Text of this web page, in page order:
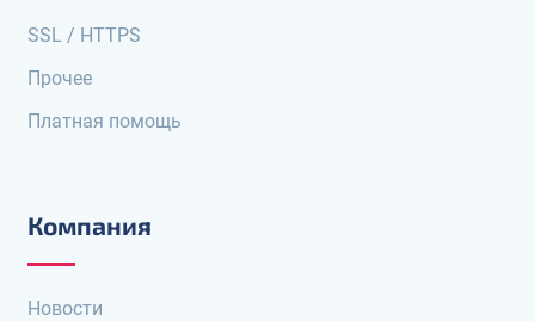
SSL / HTTPS
Прочее
Платная помощь
Компания
Новости